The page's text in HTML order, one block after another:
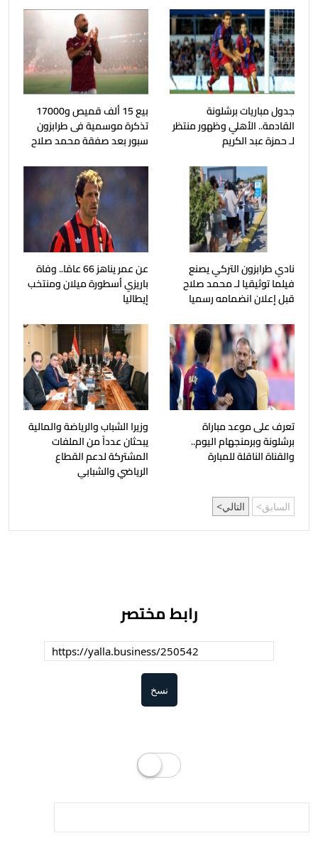
جدول مباريات برشلونة
القادمة.. الأهلي وظهور منتظر
لـ حمزة عبد الكريم
بيع 15 ألف قميص و17000
تذكرة موسمية فى طرابزون
سبور بعد صفقة محمد صلاح
نادي طرابزون التركي يصنع
فيلما توثيقيا لـ محمد صلاح
قبل إعلان انضمامه رسميا
عن عمر يناهز 66 عامًا.. وفاة
باريزي أسطورة ميلان ومنتخب
إيطاليا
تعرف على موعد مباراة
برشلونة وبرمنجهام اليوم..
والقناة الناقلة للمبارة
وزيرا الشباب والرياضة والمالية
يبحثان عدداً من الملفات
المشتركة لدعم القطاع
الرياضي والشبابي
السابق التالي
رابط مختصر
نسخ